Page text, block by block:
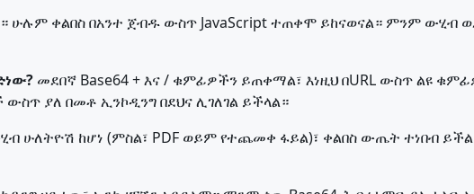
ሁሉም ቀልበስ በአንተ ጀብዱ ውስጥ JavaScript ተጠቀሞ ይከናወናል። ምንም ውሂብ
መደበኛ Base64 + እና / ቁምፊዎችን ይጠቀማል፣ እነዚህ በURL ውስጥ ልዩ
ያለ በመቶ ኢንኮዲንግ በደህና ሊገለገል ይችላል።
ሁለትዮሽ ከሆነ (ምስል፣ PDF ወይም የተጨመቀ ፋይል)፣ ቀልበስ ውጤት ተነበብ